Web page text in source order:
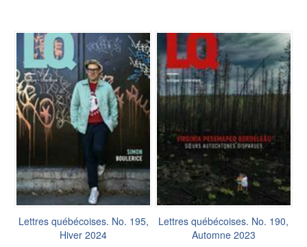
Lettres québécoises. No. 195,
Hiver 2024
Lettres québécoises. No. 190,
Automne 2023